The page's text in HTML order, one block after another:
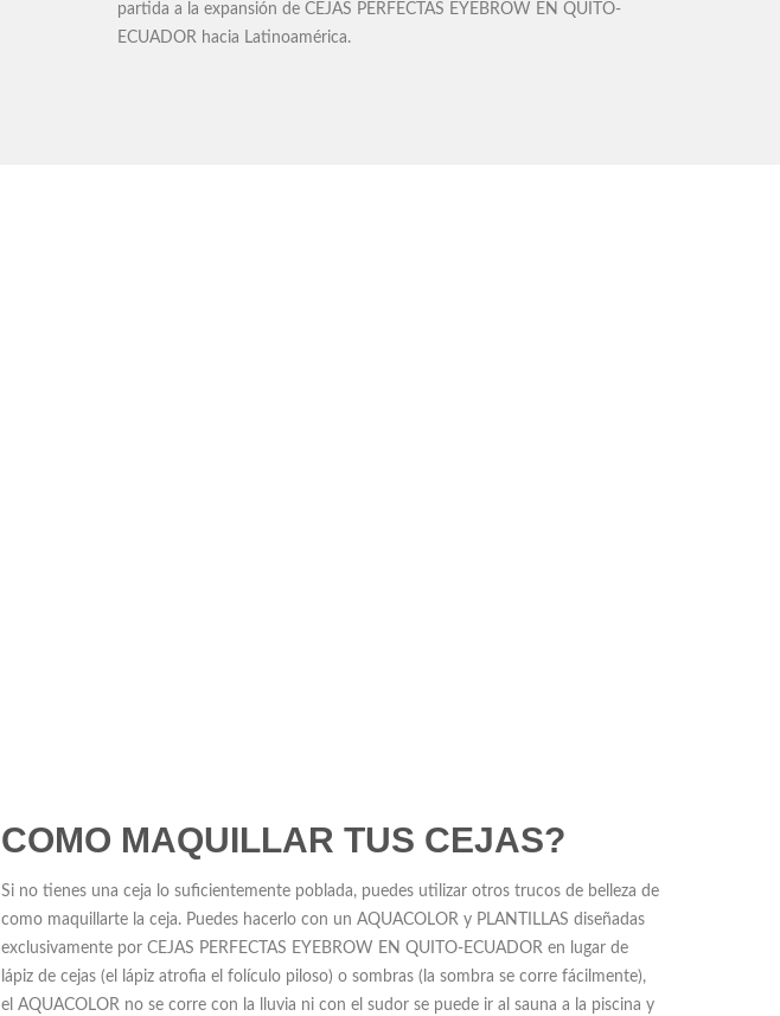
partida a la expansión de CEJAS PERFECTAS EYEBROW EN QUITO-
ECUADOR hacia Latinoamérica.
COMO MAQUILLAR TUS CEJAS?
Si no tienes una ceja lo suficientemente poblada, puedes utilizar otros trucos de belleza de
como maquillarte la ceja. Puedes hacerlo con un AQUACOLOR y PLANTILLAS diseñadas
exclusivamente por CEJAS PERFECTAS EYEBROW EN QUITO-ECUADOR en lugar de
lápiz de cejas (el lápiz atrofia el folículo piloso) o sombras (la sombra se corre fácilmente),
el AQUACOLOR no se corre con la lluvia ni con el sudor se puede ir al sauna a la piscina y